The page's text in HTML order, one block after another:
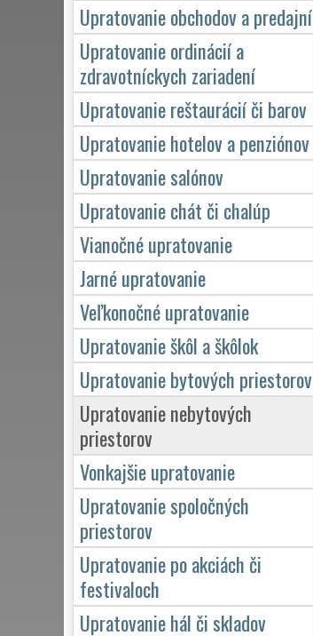
Upratovanie obchodov a predajní
Upratovanie ordinácií a
zdravotníckych zariadení
Upratovanie reštaurácií či barov
Upratovanie hotelov a penziónov
Upratovanie salónov
Upratovanie chát či chalúp
Vianočné upratovanie
Jarné upratovanie
Veľkonočné upratovanie
Upratovanie škôl a škôlok
Upratovanie bytových priestorov
Upratovanie nebytových
priestorov
Vonkajšie upratovanie
Upratovanie spoločných
priestorov
Upratovanie po akciách či
festivaloch
Upratovanie hál či skladov